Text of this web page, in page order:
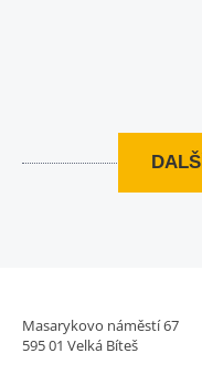
Masarykovo náměstí 67
595 01 Velká Bíteš